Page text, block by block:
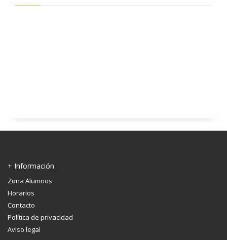
+ Información
Zona Alumnos
Horarios
Contacto
Política de privacidad
Aviso legal